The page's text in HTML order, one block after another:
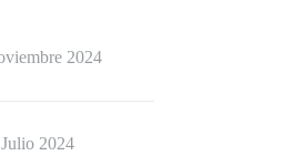
2024
2024